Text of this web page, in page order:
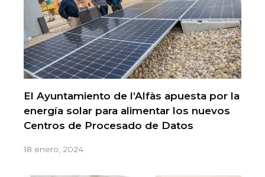
El Ayuntamiento de l’Alfàs apuesta por la
energía solar para alimentar los nuevos
Centros de Procesado de Datos
18 enero, 2024